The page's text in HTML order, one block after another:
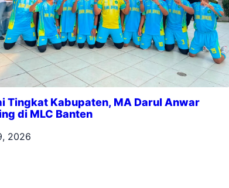
Tingkat Kabupaten, MA Darul Anwar
di MLC Banten
2026